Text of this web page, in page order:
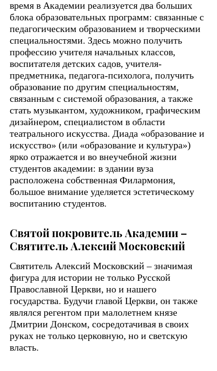
время в Академии реализуется два больших
блока образовательных программ: связанные с
педагогическим образованием и творческими
специальностями. Здесь можно получить
профессию учителя начальных классов,
воспитателя детских садов, учителя-
предметника, педагога-психолога, получить
образование по другим специальностям,
связанным с системой образования, а также
стать музыкантом, художником, графическим
дизайнером, специалистом в области
театрального искусства. Диада «образование и
искусство» (или «образование и культура»)
ярко отражается и во внеучебной жизни
студентов академии: в здании вуза
расположена собственная Филармония,
большое внимание уделяется эстетическому
воспитанию студентов.
Святой покровитель Академии –
Святитель Алексий Московский
Святитель Алексий Московский – значимая
фигура для истории не только Русской
Православной Церкви, но и нашего
государства. Будучи главой Церкви, он также
являлся регентом при малолетнем князе
Дмитрии Донском, сосредотачивая в своих
руках не только церковную, но и светскую
власть.